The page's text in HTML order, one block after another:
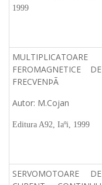
1999
MULTIPLICATOARE
FEROMAGNETICE DE
FRECVENÞÃ
Autor: M.Cojan
Editura A92, Iaºi, 1999
SERVOMOTOARE DE